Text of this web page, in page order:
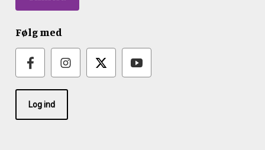
Følg med
Log ind